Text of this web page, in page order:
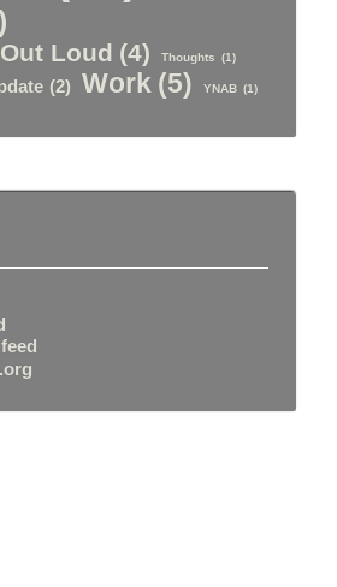
Loud (4) Thoughts (1)
(2) Work (5) YNAB (1)